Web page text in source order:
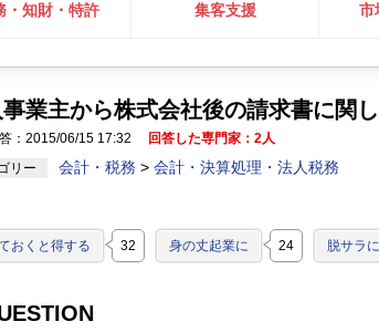
・知財・特許 集客支援 市
業主から株式会社後の請求書に関
：2015/06/15 17:32
回答した専門家：2人
リー
会計・税務 > 会計・決算処理・法人税務
おくと得する 32 身の丈起業に 24 脱サラに